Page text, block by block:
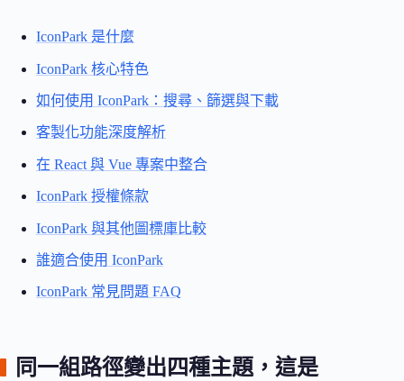
IconPark 是什麼
IconPark 核心特色
如何使用 IconPark：搜尋、篩選與下載
客製化功能深度解析
在 React 與 Vue 專案中整合
IconPark 授權條款
IconPark 與其他圖標庫比較
誰適合使用 IconPark
IconPark 常見問題 FAQ
同一組路徑變出四種主題，這是